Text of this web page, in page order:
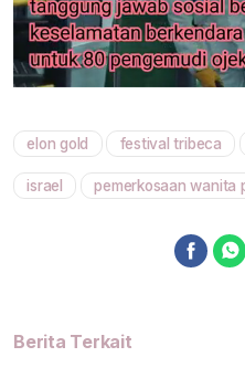
elon gold festival tribeca
israel pemerkosaan wanita
Berita Terkait